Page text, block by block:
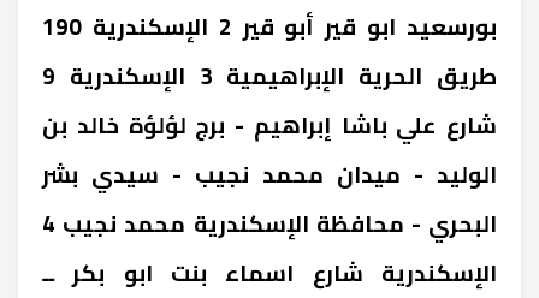
بورسعيد ابو قير ‎أبو قير 2 ‎الإسكندرية ‎190
طريق الحرية ‎الإبراهيمية 3 ‎الإسكندرية ‎9
شارع علي باشا إبراهيم - برج لؤلؤة خالد بن
الوليد - ميدان محمد نجيب - سيدي بشر
البحري - محافظة الإسكندرية ‎محمد نجيب 4
‎الإسكندرية ‎شارع اسماء بنت ابو بكر ــ